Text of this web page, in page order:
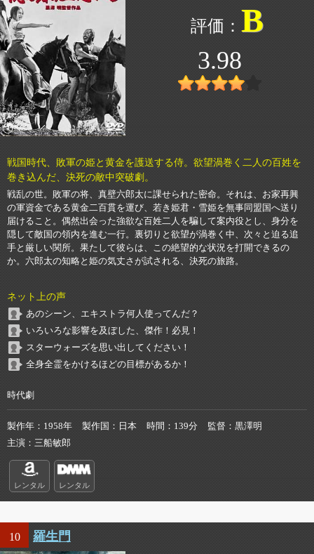
B
3.98
戦国時代、敗軍の姫と黄金を護送する侍。欲望渦巻く二人の百姓を
巻き込んだ、決死の敵中突破劇。
戦乱の世。敗軍の将、真壁六郎太に課せられた密命。それは、お家再興
の軍資金である黄金二百貫を運び、若き姫君・雪姫を無事同盟国へ送り
届けること。偶然出会った強欲な百姓二人を騙して案内役とし、身分を
隠して敵国の領内を進む一行。裏切りと欲望が渦巻く中、次々と迫る追
手と厳しい関所。果たして彼らは、この絶望的な状況を打開できるの
か。六郎太の知略と姫の気丈さが試される、決死の旅路。
ネット上の声
あのシーン、エキストラ何人使ってんだ？
いろいろな影響を及ぼした、傑作！必見！
スターウォーズを思い出してください！
全身全霊をかけるほどの目標があるか！
時代劇
製作年 1958年 製作国 日本 時間 139分 監督
黒澤明
主演
三船敏郎
レンタル レンタル
10 羅生門